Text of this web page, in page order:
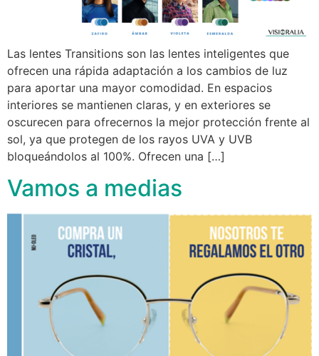
Las lentes Transitions son las lentes inteligentes que
ofrecen una rápida adaptación a los cambios de luz
para aportar una mayor comodidad. En espacios
interiores se mantienen claras, y en exteriores se
oscurecen para ofrecernos la mejor protección frente al
sol, ya que protegen de los rayos UVA y UVB
bloqueándolos al 100%. Ofrecen una […]
Vamos a medias